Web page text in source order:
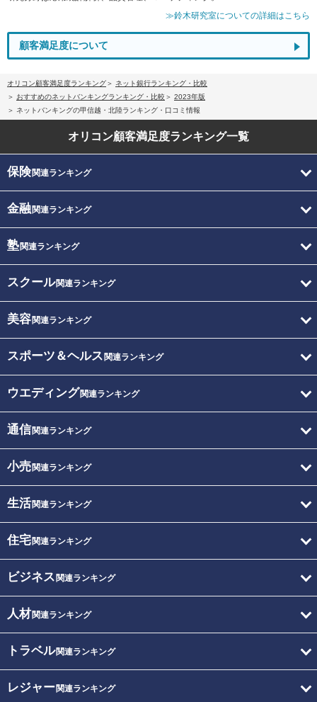
≫鈴木研究室についての詳細はこちら
顧客満足度について
オリコン顧客満足度ランキング
ネット銀行ランキング・比較
おすすめのネットバンキングランキング・比較
2023年版
ネットバンキングの甲信越・北陸ランキング・口コミ情報
オリコン顧客満足度ランキング一覧
保険関連ランキング
金融関連ランキング
塾関連ランキング
スクール関連ランキング
美容関連ランキング
スポーツ＆ヘルス 関連ランキング
ウエディング関連ランキング
通信関連ランキング
小売関連ランキング
生活関連ランキング
住宅関連ランキング
ビジネス 関連ランキング
人材関連ランキング
トラベル関連ランキング
レジャー関連ランキング